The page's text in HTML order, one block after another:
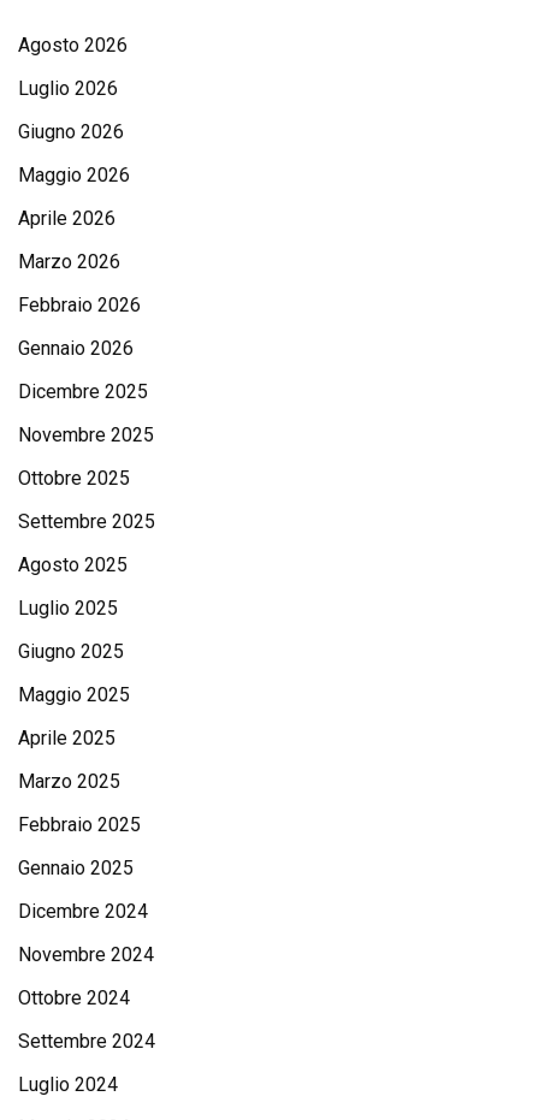
Agosto 2026
Luglio 2026
Giugno 2026
Maggio 2026
Aprile 2026
Marzo 2026
Febbraio 2026
Gennaio 2026
Dicembre 2025
Novembre 2025
Ottobre 2025
Settembre 2025
Agosto 2025
Luglio 2025
Giugno 2025
Maggio 2025
Aprile 2025
Marzo 2025
Febbraio 2025
Gennaio 2025
Dicembre 2024
Novembre 2024
Ottobre 2024
Settembre 2024
Luglio 2024